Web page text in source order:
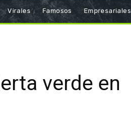
Virales Famosos Empresariales
verde en